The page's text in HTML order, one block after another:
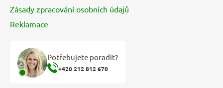
Zásady zpracování osobních údajů
Reklamace
Potřebujete poradit?
+420 212 812 670